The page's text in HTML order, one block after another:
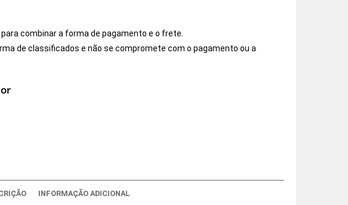
combinar a forma de pagamento e o frete.
de classificados e não se compromete com o pagamento ou a
INFORMAÇÃO ADICIONAL